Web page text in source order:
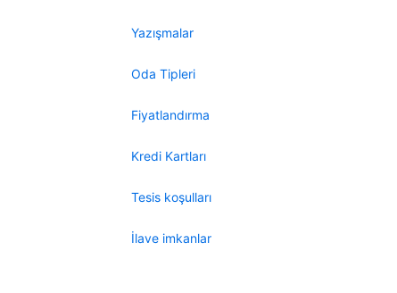
Yazışmalar
Oda Tipleri
Fiyatlandırma
Kredi Kartları
Tesis koşulları
İlave imkanlar